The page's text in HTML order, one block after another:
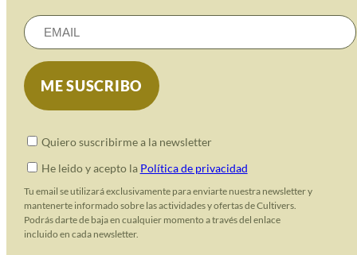
Quiero suscribirme a la newsletter
He leido y acepto la Política de privacidad
Tu email se utilizará exclusivamente para enviarte nuestra newsletter y
mantenerte informado sobre las actividades y ofertas de Cultivers.
Podrás darte de baja en cualquier momento a través del enlace
incluido en cada newsletter.